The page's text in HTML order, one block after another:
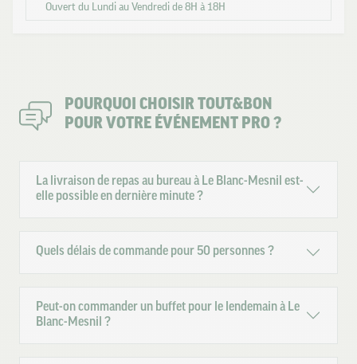
Ouvert du Lundi au Vendredi de 8H à 18H
POURQUOI CHOISIR TOUT&BON
POUR VOTRE ÉVÉNEMENT PRO ?
La livraison de repas au bureau à Le Blanc-Mesnil est-
elle possible en dernière minute ?
Quels délais de commande pour 50 personnes ?
Peut-on commander un buffet pour le lendemain à Le
Blanc-Mesnil ?